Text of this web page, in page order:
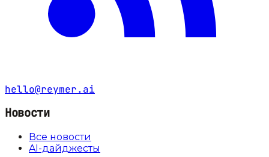
hello@reymer.ai
Новости
Все новости
AI-дайджесты